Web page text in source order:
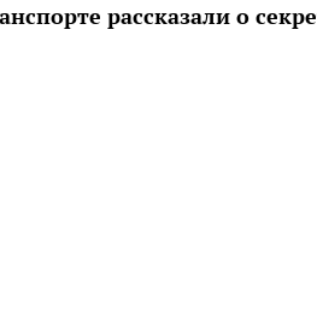
рассказали о